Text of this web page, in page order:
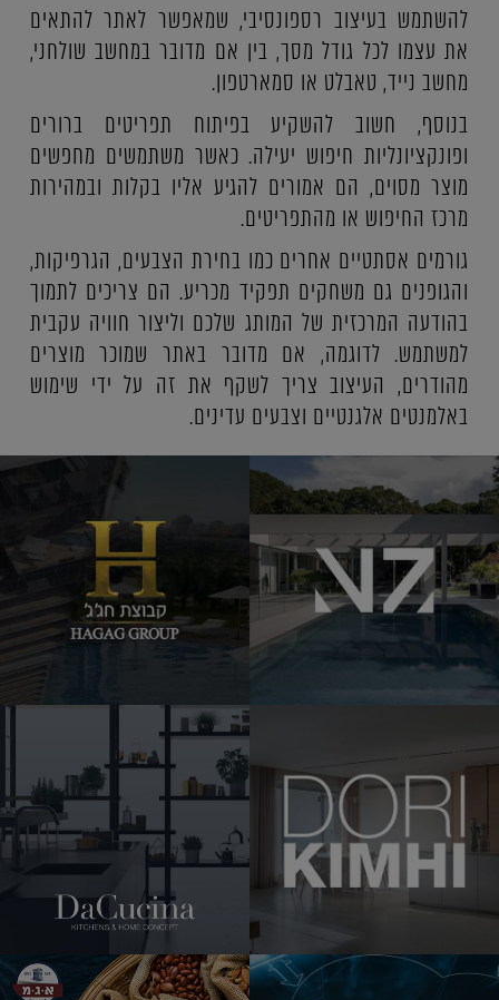
להשתמש בעיצוב רספונסיבי, שמאפשר לאתר להתאים
את עצמו לכל גודל מסך, בין אם מדובר במחשב שולחני,
מחשב נייד, טאבלט או סמארטפון.
בנוסף, חשוב להשקיע בפיתוח תפריטים ברורים
ופונקציונליות חיפוש יעילה. כאשר משתמשים מחפשים
מוצר מסוים, הם אמורים להגיע אליו בקלות ובמהירות
מרכז החיפוש או מהתפריטים.
גורמים אסתטיים אחרים כמו בחירת הצבעים, הגרפיקות,
והגופנים גם משחקים תפקיד מכריע. הם צריכים לתמוך
בהודעה המרכזית של המותג שלכם וליצור חוויה עקבית
למשתמש. לדוגמה, אם מדובר באתר שמוכר מוצרים
מהודרים, העיצוב צריך לשקף את זה על ידי שימוש
באלמנטים אלגנטיים וצבעים עדינים.